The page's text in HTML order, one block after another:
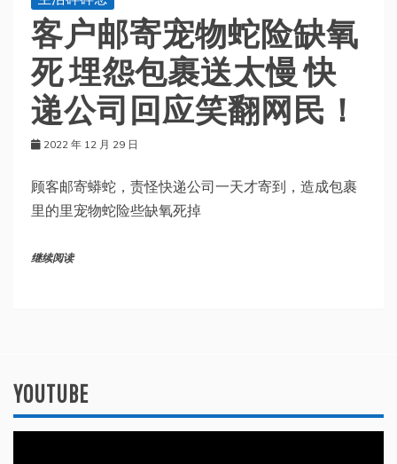
客户邮寄宠物蛇险缺氧
死 埋怨包裹送太慢 快
递公司回应笑翻网民！
2022 年 12 月 29 日
顾客邮寄蟒蛇，责怪快递公司一天才寄到，造成包裹
里的里宠物蛇险些缺氧死掉
继续阅读
YOUTUBE